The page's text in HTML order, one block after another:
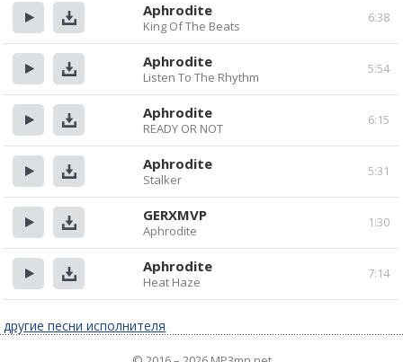
Прослушать
Скачать
6:38
Aphrodite
King Of The Beats
Прослушать
Скачать
5:54
Aphrodite
Listen To The Rhythm
Прослушать
Скачать
6:15
Aphrodite
READY OR NOT
Прослушать
Скачать
5:31
Aphrodite
Stalker
Прослушать
Скачать
1:30
GERXMVP
Aphrodite
Прослушать
Скачать
7:14
Aphrodite
Heat Haze
другие песни исполнителя